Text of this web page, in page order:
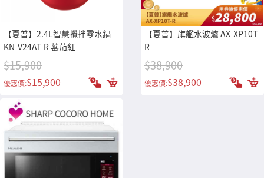
【夏普】2.4L智慧攪拌零水鍋
KN-V24AT-R 蕃茄紅
$15,900
優惠價:$15,900
【夏普】旗艦水波爐 AX-XP10T-
R
$38,900
優惠價:$38,900